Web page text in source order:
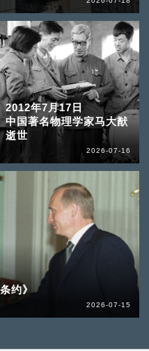
2012年7月17日
中国著名物理学家马大猷
逝世
2026-07-16
约》
2026-07-15